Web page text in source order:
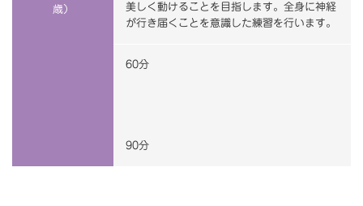
歳）
美しく動けることを目指します。全身に神経
が行き届くことを意識した練習を行います。
60分
90分